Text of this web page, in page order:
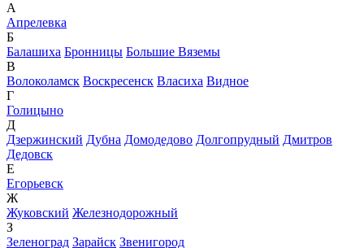
А
Апрелевка
Б
Балашиха Бронницы Большие Вяземы
В
Волоколамск Воскресенск Власиха Видное
Г
Голицыно
Д
Дзержинский Дубна Домодедово Долгопрудный Дмитров
Дедовск
Е
Егорьевск
Ж
Жуковский Железнодорожный
З
Зеленоград Зарайск Звенигород